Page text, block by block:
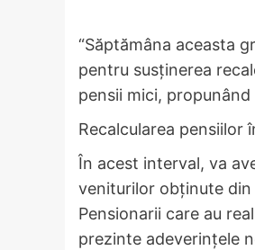
“Săptămâna aceasta
pentru susținerea
pensii mici,
Recalcularea pensiilor
În acest interval, va
veniturilor obținute din
Pensionarii care au
prezinte adeverințele